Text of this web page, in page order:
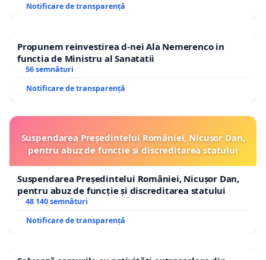
Notificare de transparență
Propunem reinvestirea d-nei Ala Nemerenco in
functia de Ministru al Sanatatii
56 semnături
Notificare de transparență
Suspendarea Președintelui României, Nicușor Dan,
pentru abuz de funcție și discreditarea statului
Suspendarea Președintelui României, Nicușor Dan,
pentru abuz de funcție și discreditarea statului
48 140 semnături
Notificare de transparență